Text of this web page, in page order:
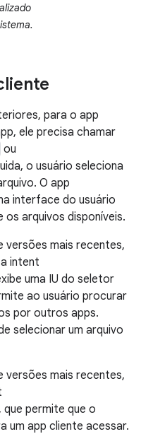
para o app
ele precisa chamar
ou
o usuário seleciona
O app
interface do usuário
os arquivos disponíveis.
versões mais recentes,
intent
uma IU do seletor
ao usuário procurar
por outros apps.
selecionar um arquivo
versões mais recentes,
, que permite que o
um app cliente acessar.